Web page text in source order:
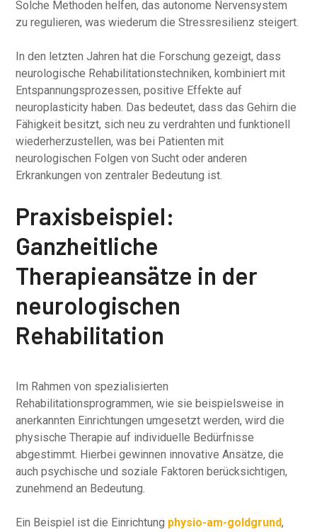
Solche Methoden helfen, das autonome Nervensystem
zu regulieren, was wiederum die Stressresilienz steigert.
In den letzten Jahren hat die Forschung gezeigt, dass
neurologische Rehabilitationstechniken, kombiniert mit
Entspannungsprozessen, positive Effekte auf
neuroplasticity haben. Das bedeutet, dass das Gehirn die
Fähigkeit besitzt, sich neu zu verdrahten und funktionell
wiederherzustellen, was bei Patienten mit
neurologischen Folgen von Sucht oder anderen
Erkrankungen von zentraler Bedeutung ist.
Praxisbeispiel:
Ganzheitliche
Therapieansätze in der
neurologischen
Rehabilitation
Im Rahmen von spezialisierten
Rehabilitationsprogrammen, wie sie beispielsweise in
anerkannten Einrichtungen umgesetzt werden, wird die
physische Therapie auf individuelle Bedürfnisse
abgestimmt. Hierbei gewinnen innovative Ansätze, die
auch psychische und soziale Faktoren berücksichtigen,
zunehmend an Bedeutung.
Ein Beispiel ist die Einrichtung physio-am-goldgrund,